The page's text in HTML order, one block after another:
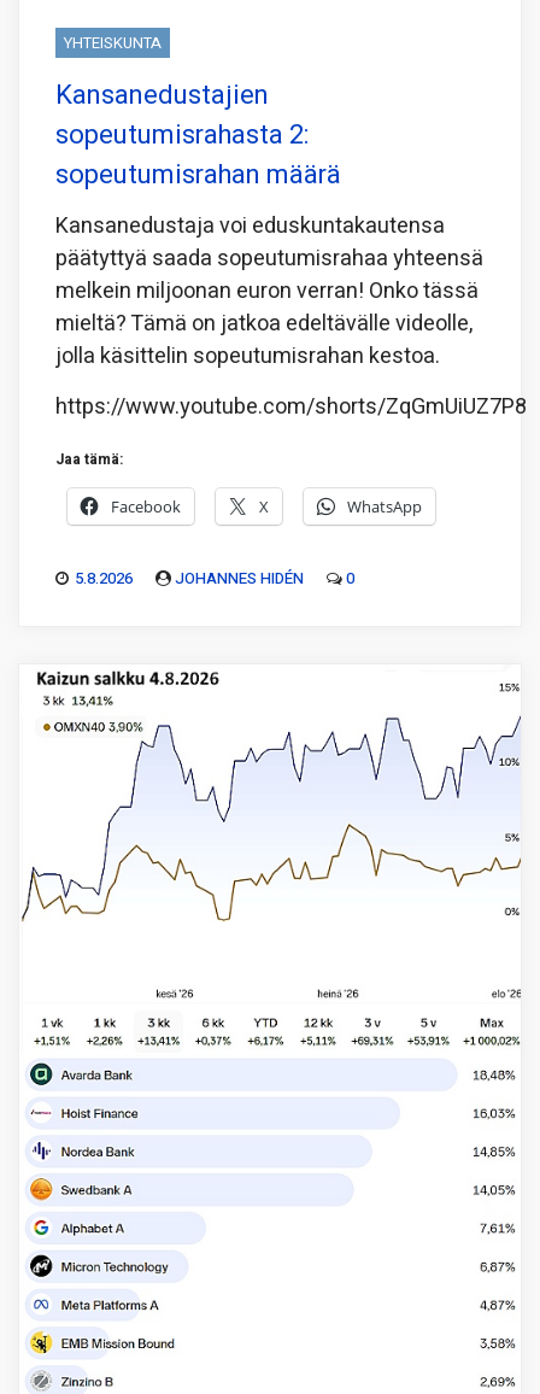
YHTEISKUNTA
Kansanedustajien
sopeutumisrahasta 2:
sopeutumisrahan määrä
Kansanedustaja voi eduskuntakautensa
päätyttyä saada sopeutumisrahaa yhteensä
melkein miljoonan euron verran! Onko tässä
mieltä? Tämä on jatkoa edeltävälle videolle,
jolla käsittelin sopeutumisrahan kestoa.
https://www.youtube.com/shorts/ZqGmUiUZ7P8
Jaa tämä:
Facebook X WhatsApp
5.8.2026 JOHANNES HIDÉN 0